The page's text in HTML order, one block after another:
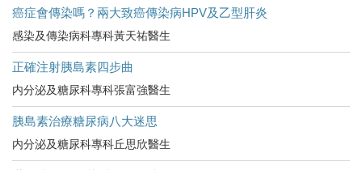
癌症會傳染嗎？兩大致癌傳染病HPV及乙型肝炎
感染及傳染病科專科黃天祐醫生
正確注射胰島素四步曲
内分泌及糖尿科專科張富強醫生
胰島素治療糖尿病八大迷思
内分泌及糖尿科專科丘思欣醫生